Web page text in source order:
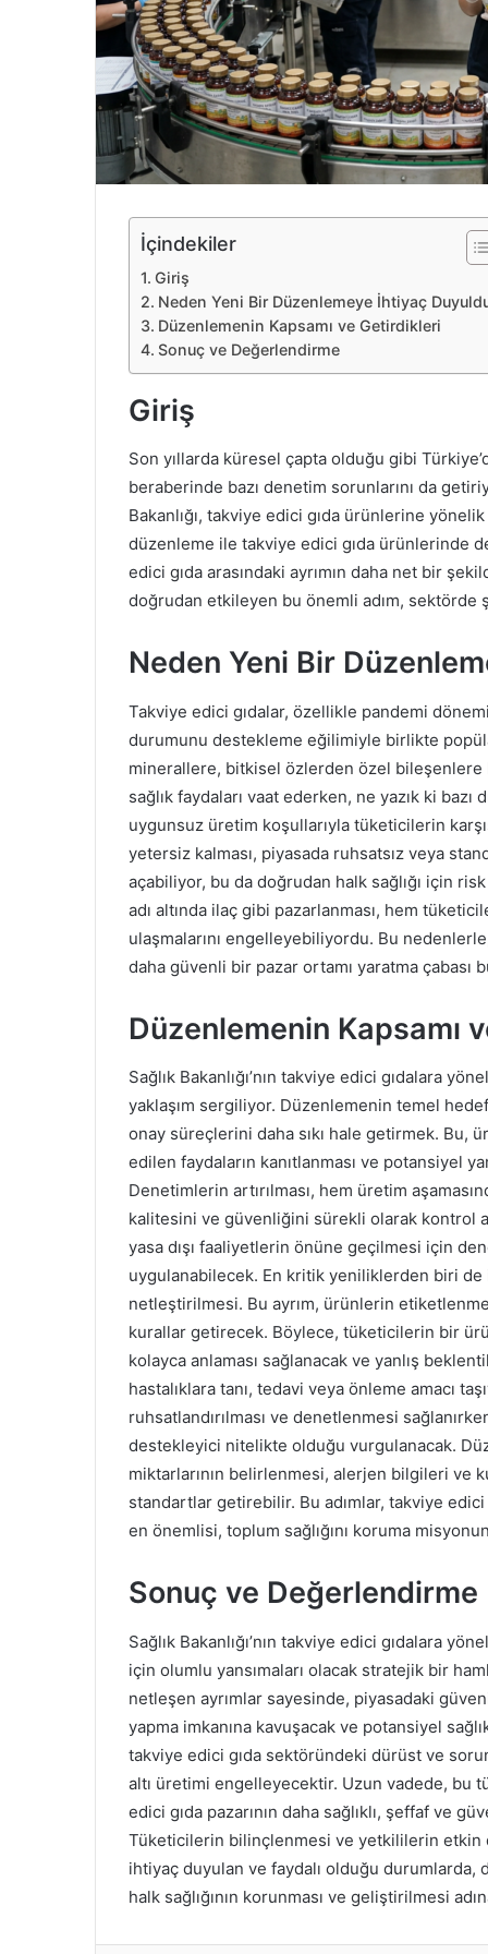
e
k
İçindekiler
Giriş
Neden Yeni Bir Düzenlemeye İhtiyaç
Düzenlemenin Kapsamı ve Getirdikleri
Sonuç ve Değerlendirme
Giriş
Son yıllarda küresel çapta olduğu gibi
beraberinde bazı denetim sorunlarını da
Bakanlığı, takviye edici gıda ürünlerine
düzenleme ile takviye edici gıda ürünlerinde
edici gıda arasındaki ayrımın daha net bir
doğrudan etkileyen bu önemli adım, sektörde
Neden Yeni Bir
Takviye edici gıdalar, özellikle pandemi
durumunu destekleme eğilimiyle birlikte
minerallere, bitkisel özlerden özel
sağlık faydaları vaat ederken, ne yazık ki
uygunsuz üretim koşullarıyla tüketicilerin
yetersiz kalması, piyasada ruhsatsız veya
açabiliyor, bu da doğrudan halk sağlığı için
adı altında ilaç gibi pazarlanması, hem
ulaşmalarını engelleyebiliyordu. Bu
daha güvenli bir pazar ortamı yaratma çabası
Düzenlemenin Kapsamı
Sağlık Bakanlığı’nın takviye edici gıdalara
yaklaşım sergiliyor. Düzenlemenin temel
onay süreçlerini daha sıkı hale getirmek. Bu,
edilen faydaların kanıtlanması ve potansiyel
Denetimlerin artırılması, hem üretim
kalitesini ve güvenliğini sürekli olarak kontrol
yasa dışı faaliyetlerin önüne geçilmesi için
uygulanabilecek. En kritik yeniliklerden biri de
netleştirilmesi. Bu ayrım, ürünlerin
kurallar getirecek. Böylece, tüketicilerin bir
kolayca anlaması sağlanacak ve yanlış
hastalıklara tanı, tedavi veya önleme amacı
ruhsatlandırılması ve denetlenmesi
destekleyici nitelikte olduğu vurgulanacak.
miktarlarının belirlenmesi, alerjen bilgileri ve
standartlar getirebilir. Bu adımlar, takviye
en önemlisi, toplum sağlığını koruma
Sonuç ve Değerlendirme
Sağlık Bakanlığı’nın takviye edici gıdalara
için olumlu yansımaları olacak stratejik bir
netleşen ayrımlar sayesinde, piyasadaki
yapma imkanına kavuşacak ve potansiyel
takviye edici gıda sektöründeki dürüst ve
altı üretimi engelleyecektir. Uzun vadede, bu
edici gıda pazarının daha sağlıklı, şeffaf ve
Tüketicilerin bilinçlenmesi ve yetkililerin etkin
ihtiyaç duyulan ve faydalı olduğu durumlarda,
halk sağlığının korunması ve geliştirilmesi